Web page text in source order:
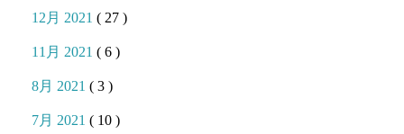
12月 2021( 27 )
11月 2021( 6 )
8月 2021( 3 )
7月 2021( 10 )